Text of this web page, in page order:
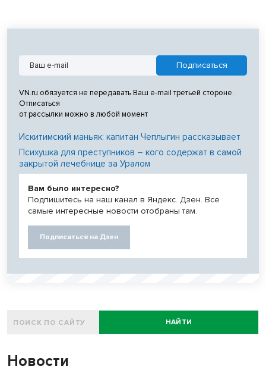
VN.ru обязуется не передавать Ваш e-mail третьей стороне.
Отписаться
от рассылки можно в любой момент
Искитимский маньяк: капитан Чеплыгин рассказывает
Психушка для преступников – кого содержат в самой
закрытой лечебнице за Уралом
Вам было интересно?
Подпишитесь на наш канал в Яндекс. Дзен. Все
самые интересные новости отобраны там.
Подписаться на Дзен
НАЙТИ
Новости